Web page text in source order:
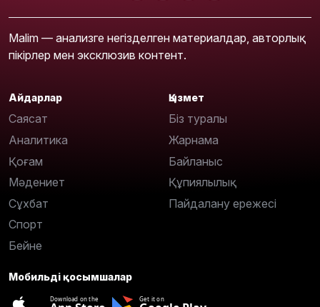
Malim — анализге негізделген материалдар, авторлық
пікірлер мен эксклюзив контент.
Айдарлар
Саясат
Аналитика
Қоғам
Мәдениет
Сұхбат
Спорт
Бейне
Қызмет
Біз туралы
Жарнама
Байланыс
Құпиялылық
Пайдалану ережесі
Мобильді қосымшалар
Download on the Get it on